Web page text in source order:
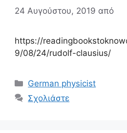
24 Αυγούστου, 2019 από
https://
9/08/24/rudolf-clausius/
Κατηγορίες
German physicist
Σχολιάστε